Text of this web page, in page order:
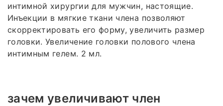
интимной хирургии для мужчин, настоящие.
Инъекции в мягкие ткани члена позволяют
скорректировать его форму, увеличить размер
головки. Увеличение головки полового члена
интимным гелем. 2 мл.
зачем увеличивают член